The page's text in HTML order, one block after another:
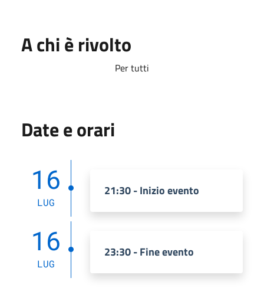
A chi è rivolto
Per tutti
Date e orari
16
LUG
21:30 - Inizio evento
16
LUG
23:30 - Fine evento